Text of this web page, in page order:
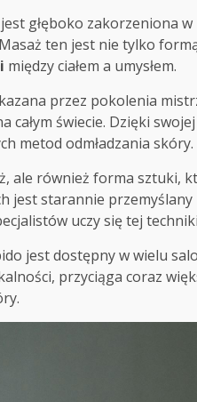
głęboko zakorzeniona
ten jest nie tylko
między ciałem a umysłem.
przez pokolenia
całym świecie. Dzięki
metod odmładzania skóry.
ale również forma sztuki,
jest starannie
uczy się tej
jest dostępny w wielu
przyciąga coraz